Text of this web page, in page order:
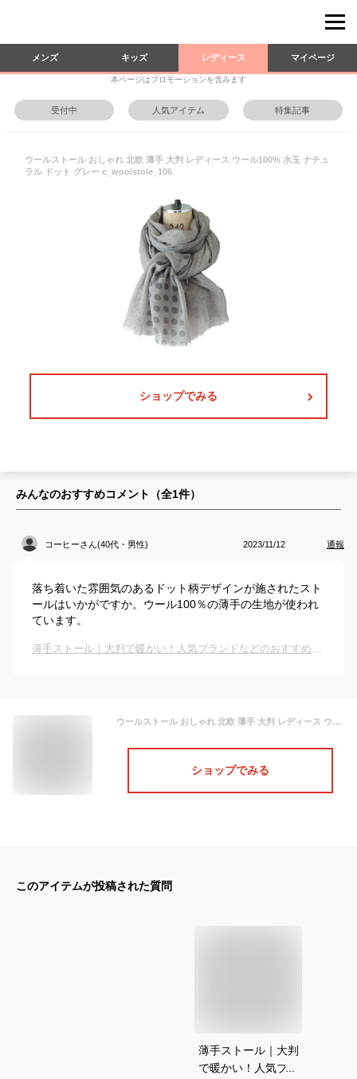
メンズ キッズ レディース マイページ
本ページはプロモーションを含みます
受付中 人気アイテム 特集記事
ウールストール おしゃれ 北欧 薄手 大判 レディース ウール100% 水玉 ナチュ
ラル ドット グレー c_woolstole_106
ショップでみる
みんなのおすすめコメント（全1件）
コーヒーさん(40代・男性) 2023/11/12 通報
落ち着いた雰囲気のあるドット柄デザインが施されたスト
ールはいかがですか。ウール100％の薄手の生地が使われ
ています。
薄手ストール｜大判で暖かい！人気ブランドなどのおすすめは？
ウールストール おしゃれ 北欧 薄手 大判 レディース ウール100% 水玉 ナチュラル ドット グレー c_woolstole_106
ショップでみる
このアイテムが投稿された質問
薄手ストール｜大判
で暖かい！人気ブラ